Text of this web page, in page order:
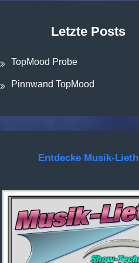
Letzte Posts
TopMood Probe
Pinnwand TopMood
Entdecke Musik-Lieth